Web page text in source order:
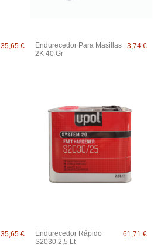
35,65 €
Endurecedor Para Masillas
2K 40 Gr
3,74 €
35,65 €
Endurecedor Rápido
S2030 2,5 Lt
61,71 €